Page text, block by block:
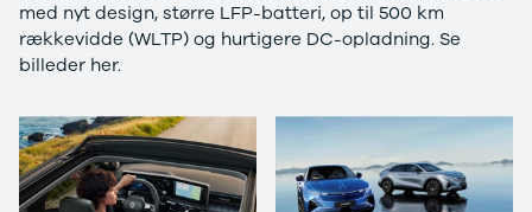
med nyt design, større LFP-batteri, op til 500 km
rækkevidde (WLTP) og hurtigere DC-opladning. Se
billeder her.